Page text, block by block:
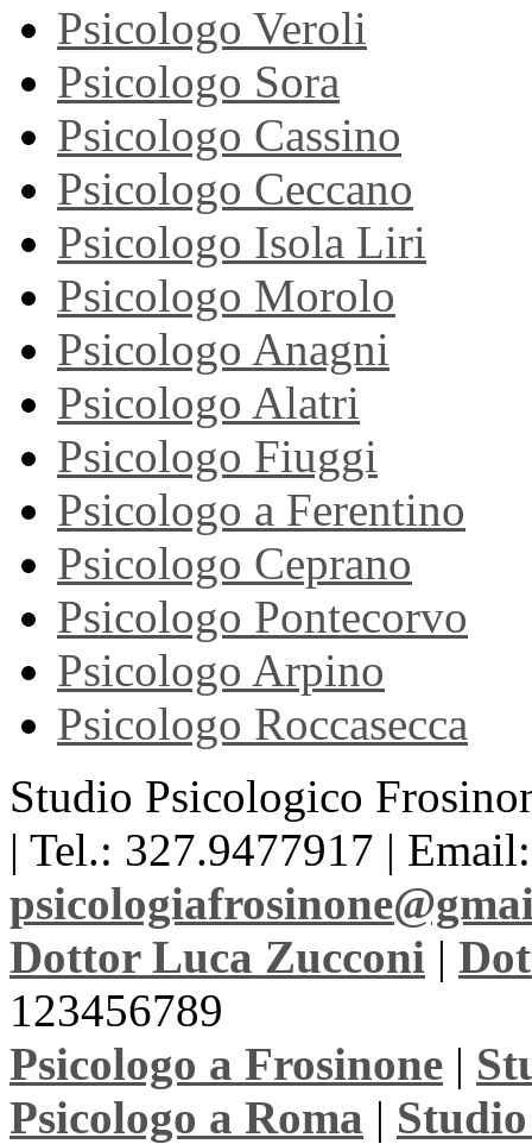
Psicologo Veroli
Psicologo Sora
Psicologo Cassino
Psicologo Ceccano
Psicologo Isola Liri
Psicologo Morolo
Psicologo Anagni
Psicologo Alatri
Psicologo Fiuggi
Psicologo a Ferentino
Psicologo Ceprano
Psicologo Pontecorvo
Psicologo Arpino
Psicologo Roccasecca
Studio Psicologico
| Tel.: 327.9477917 | Email:
Dottor Luca Zucconi |
123456789
Psicologo a Frosinone |
Psicologo a Roma |